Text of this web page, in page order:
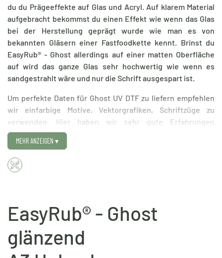
du du Prägeeffekte auf Glas und Acryl. Auf klarem Material
aufgebracht bekommst du einen Effekt wie wenn das Glas
bei der Herstellung geprägt wurde wie man es von
bekannten Gläsern einer Fastfoodkette kennt. Brinst du
EasyRub® - Ghost allerdings auf einer matten Oberfläche
auf wird das ganze Glas sehr hochwertig wie wenn es
sandgestrahlt wäre und nur die Schrift ausgespart ist.
Um perfekte Daten für Ghost UV DTF zu liefern empfehlen
wir einfarbige Motive, Vektorgrafiken, Schriftzüge zu
verwenden. Hier haben wir sehr gute Erfahrungen
gemacht. Auf dem Druckbogen spielt es keine Rolle wenn
verschiedene Farben platziert sind, die Farbanpassung wird
durch uns vorgenommen. Wichtig ist nur wie bei allen
anderen DTF Produkten auch das eure Grafiken keinen
✓ Erlebe Premium Druckqualität dank hochwertigem
Marken UV Drucksystem
✓ Profitiere von durchgehender Qualitätskontrolle dank
unserer eigenen Produktion
MEHR ANZEIGEN ▾
EasyRub® - Ghost
glänzend